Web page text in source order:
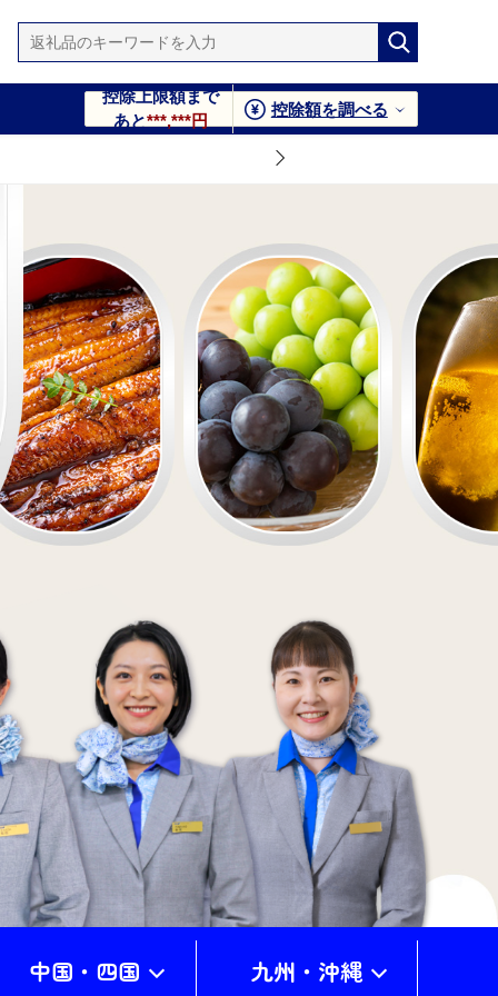
控除上限額まで
あと***,***円
控除額を調べる
中国・四国 九州・沖縄